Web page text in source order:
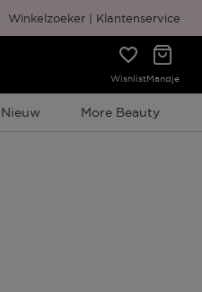
Winkelzoeker Klantenservice
WishlistMandje
Nieuw More Beauty